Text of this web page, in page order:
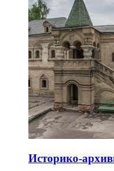
Историко-